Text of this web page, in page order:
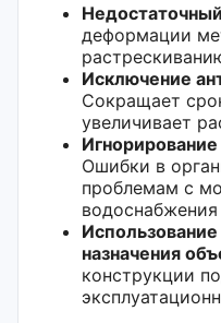
деформации
Исключение
Сокращает
увеличивает
Ошибки в
проблемам с
назначения
конструкции